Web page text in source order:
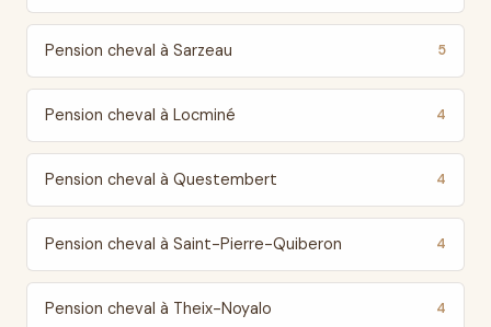
Pension cheval à Sarzeau 5
Pension cheval à Locminé 4
Pension cheval à Questembert 4
Pension cheval à Saint-Pierre-Quiberon 4
Pension cheval à Theix-Noyalo 4